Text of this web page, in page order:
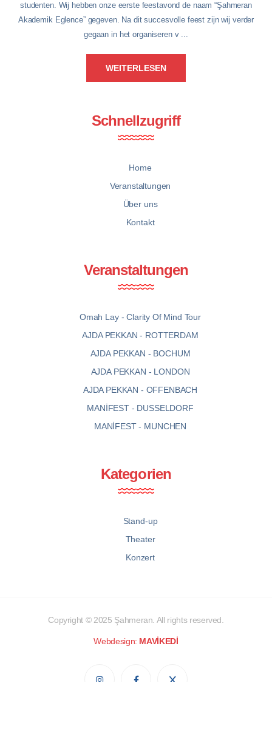
studenten. Wij hebben onze eerste feestavond de naam “Şahmeran
Akademik Eglence” gegeven. Na dit succesvolle feest zijn wij verder
gegaan in het organiseren v ...
WEITERLESEN
Schnellzugriff
Home
Veranstaltungen
Über uns
Kontakt
Veranstaltungen
Omah Lay - Clarity Of Mind Tour
AJDA PEKKAN - ROTTERDAM
AJDA PEKKAN - BOCHUM
AJDA PEKKAN - LONDON
AJDA PEKKAN - OFFENBACH
MANİFEST - DUSSELDORF
MANİFEST - MUNCHEN
Kategorien
Stand-up
Theater
Konzert
Copyright © 2025 Şahmeran . All rights reserved.
Webdesign: MAVİKEDİ